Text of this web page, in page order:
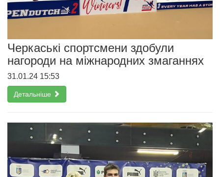
Черкаські спортсмени здобули
нагороди на міжнародних змаганнях
31.01.24 15:53
Детальніше